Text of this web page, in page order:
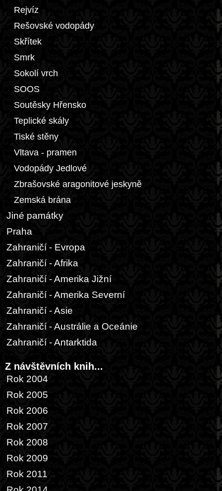
Rejvíz
Rešovské vodopády
Skřítek
Smrk
Sokolí vrch
SOOS
Soutěsky Hřensko
Teplické skály
Tiské stěny
Vltava - pramen
Vodopády Jedlové
Zbrašovské aragonitové jeskyně
Zemská brána
Jiné památky
Praha
Zahraničí - Evropa
Zahraničí - Afrika
Zahraničí - Amerika Jižní
Zahraničí - Amerika Severní
Zahraničí - Asie
Zahraničí - Austrálie a Oceánie
Zahraničí - Antarktida
Z návštěvních knih...
Rok 2004
Rok 2005
Rok 2006
Rok 2007
Rok 2008
Rok 2009
Rok 2011